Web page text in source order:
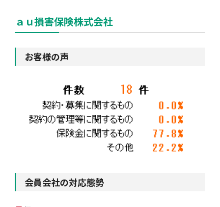
ａｕ損害保険株式会社
お客様の声
会員会社の対応態勢